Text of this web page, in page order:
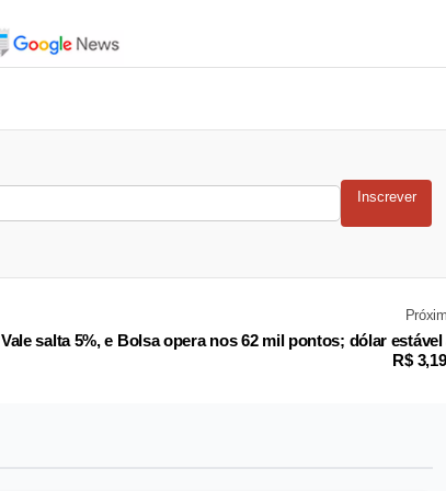
Inscrever
Vale salta 5%, e Bolsa opera nos 62 mil pontos; dólar estável
R$